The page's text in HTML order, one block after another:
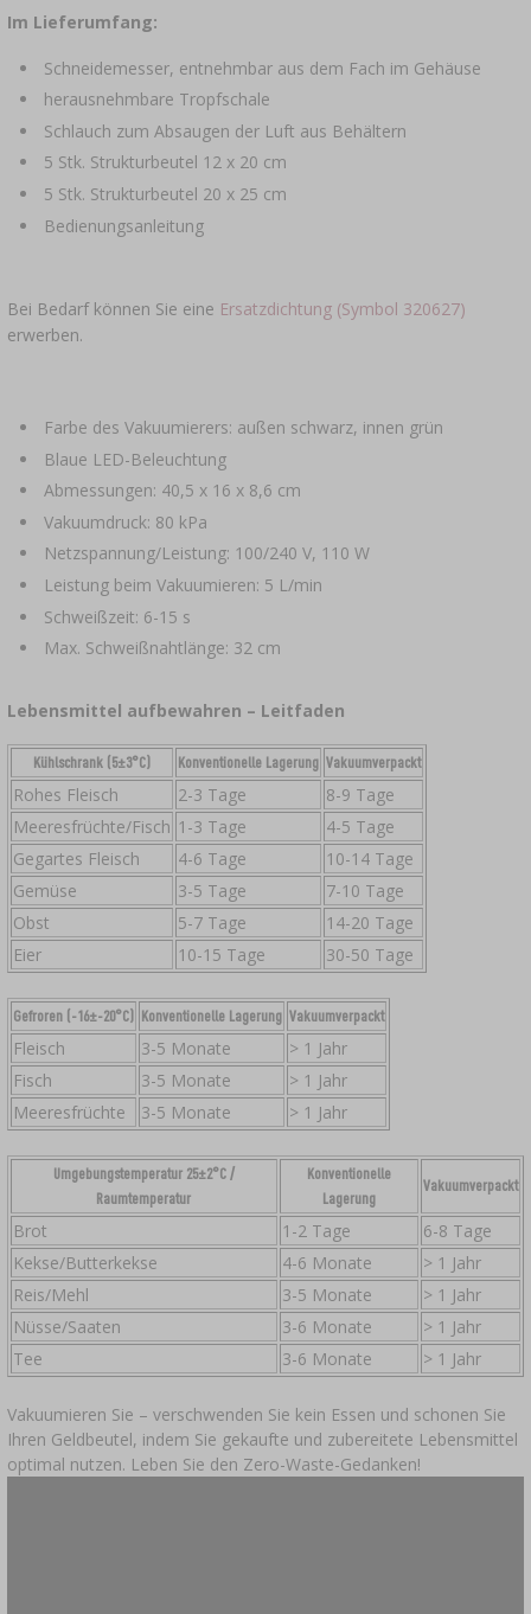
Im Lieferumfang:
Schneidemesser, entnehmbar aus dem Fach im Gehäuse
herausnehmbare Tropfschale
Schlauch zum Absaugen der Luft aus Behältern
5 Stk. Strukturbeutel 12 x 20 cm
5 Stk. Strukturbeutel 20 x 25 cm
Bedienungsanleitung
Bei Bedarf können Sie eine Ersatzdichtung (Symbol 320627)
erwerben.
Farbe des Vakuumierers: außen schwarz, innen grün
Blaue LED-Beleuchtung
Abmessungen: 40,5 x 16 x 8,6 cm
Vakuumdruck: 80 kPa
Netzspannung/Leistung: 100/240 V, 110 W
Leistung beim Vakuumieren: 5 L/min
Schweißzeit: 6-15 s
Max. Schweißnahtlänge: 32 cm
Lebensmittel aufbewahren – Leitfaden
Kühlschrank (5±3°C) Konventionelle Lagerung Vakuumverpackt
Rohes Fleisch 2-3 Tage
8-9 Tage
Meeresfrüchte/Fisch 1-3 Tage
4-5 Tage
Gegartes Fleisch
4-6 Tage
10-14 Tage
Gemüse
3-5 Tage
7-10 Tage
Obst
5-7 Tage
14-20 Tage
Eier
10-15 Tage 30-50 Tage
Gefroren (-16±-20°C) Konventionelle Lagerung Vakuumverpackt
Fleisch 3-5 Monate
> 1 Jahr
Fisch
3-5 Monate
> 1 Jahr
Meeresfrüchte
3-5 Monate > 1 Jahr
Umgebungstemperatur 25±2°C /
Raumtemperatur
Konventionelle
Lagerung
Vakuumverpackt
Brot 1-2 Tage
6-8 Tage
Kekse/Butterkekse
4-6 Monate
> 1 Jahr
Reis/Mehl
3-5 Monate
> 1 Jahr
Nüsse/Saaten
3-6 Monate
> 1 Jahr
Tee
3-6 Monate > 1 Jahr
Vakuumieren Sie – verschwenden Sie kein Essen und schonen Sie
Ihren Geldbeutel, indem Sie gekaufte und zubereitete Lebensmittel
optimal nutzen. Leben Sie den Zero-Waste-Gedanken!